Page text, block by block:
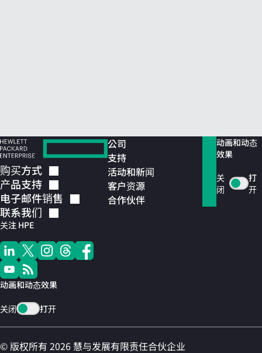
购买方式
产品支持
电子邮件销售
联系我们
关注 HPE
动画和动态效果
关闭 打开
公司
支持
活动和新闻
客户资源
合作伙伴
动画和动态
效果
关
闭
打
开
© 版权所有 2026 慧与发展有限责任合伙企业